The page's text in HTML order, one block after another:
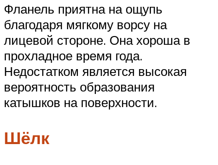
Фланель приятна на ощупь
благодаря мягкому ворсу на
лицевой стороне. Она хороша в
прохладное время года.
Недостатком является высокая
вероятность образования
катышков на поверхности.
Шёлк